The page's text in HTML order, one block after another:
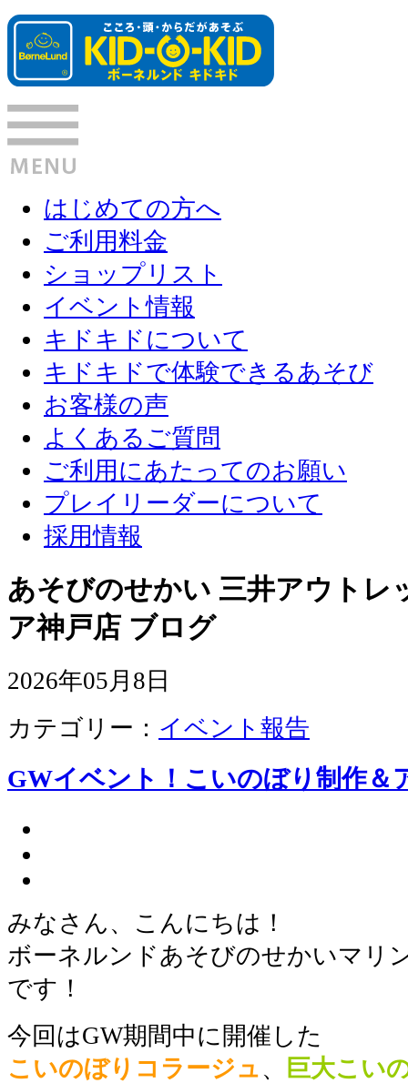
はじめての方へ
ご利用料金
ショップリスト
イベント情報
キドキドについて
キドキドで体験できるあそび
お客様の声
よくあるご質問
ご利用にあたってのお願い
プレイリーダーについて
採用情報
あそびのせかい 三井アウトレ
ア神戸店 ブログ
2026年05月8日
カテゴリー： イベント報告
GWイベント！こいのぼり制作＆
みなさん、こんにちは！
ボーネルンドあそびのせかいマリ
です！
今回はGW期間中に開催した
こいのぼりコラージュ 、
巨大こい